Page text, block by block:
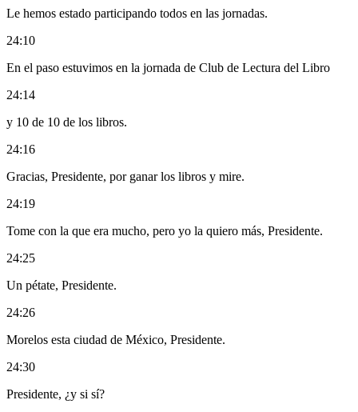
Le hemos estado participando todos en las jornadas.
24:10
En el paso estuvimos en la jornada de Club de Lectura del Libro
24:14
y 10 de 10 de los libros.
24:16
Gracias, Presidente, por ganar los libros y mire.
24:19
Tome con la que era mucho, pero yo la quiero más, Presidente.
24:25
Un pétate, Presidente.
24:26
Morelos esta ciudad de México, Presidente.
24:30
Presidente, ¿y si sí?